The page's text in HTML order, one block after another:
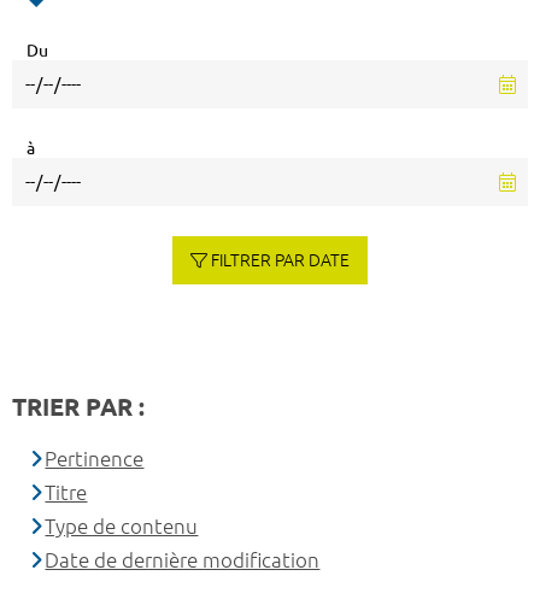
Du
à
FILTRER PAR DATE
TRIER PAR :
Pertinence
Titre
Type de contenu
Date de dernière modification